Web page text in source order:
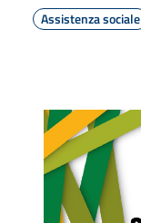
Assistenza sociale